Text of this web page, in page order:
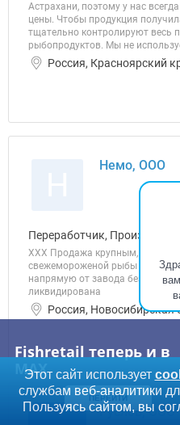
Астрахани, поэтому у нас
цены. Чтобы продукция
тщательно контролируют весь
рыбопродуктов. Мы не
Россия, Красноярский
Немо, ООО
Переработчик,
ХХХ Продажа крупным,
свежемороженой рыбы с
напрямую от завода без
ликвидирована
Россия,
Руслов, ООО
Fishretail теперь и в
MAX
ПЕРЕЙТИ
Этот сайт использует
службам веб-аналитики
Пользуясь сайтом, вы